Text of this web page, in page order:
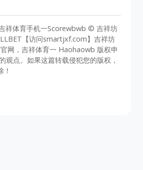
祥体育手机一Scorewbwb © 吉祥坊
【访问smartjxf.com】吉祥坊
网，吉祥体育一 Haohaowb 版权申
观点。如果这篇转载侵犯您的版权，